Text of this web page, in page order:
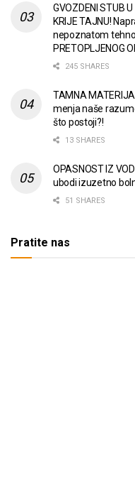
GVOZDENI STUB
KRIJE TAJNU!
nepoznatom
PRETOPLJENOG
245 SHARES
TAMNA
menja naše
što postoji?!
13 SHARES
OPASNOST IZ
ubodi izuzetno
51 SHARES
Pratite nas